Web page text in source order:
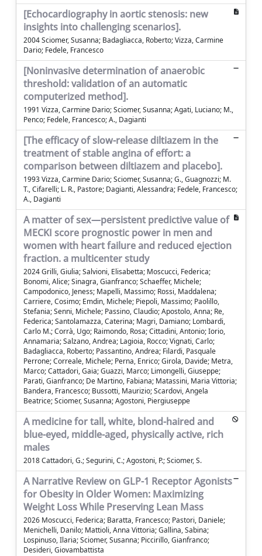
[Echocardiography in aortic stenosis: new
insights into challenging scenarios].
2004 Sciomer, Susanna; Badagliacca, Roberto; Vizza, Carmine
Dario; Fedele, Francesco
[Noninvasive determination of anaerobic
threshold: validation of an automatic
computerized method].
1991 Vizza, Carmine Dario; Sciomer, Susanna; Agati, Luciano; M.,
Penco; Fedele, Francesco; A., Dagianti
[The efficacy of slow-release diltiazem in the
treatment of stable angina of effort: a
comparison between diltiazem and placebo].
1993 Vizza, Carmine Dario; Sciomer, Susanna; G., Guagnozzi; M.
T., Cifarelli; L. R., Pastore; Dagianti, Alessandra; Fedele, Francesco;
A., Dagianti
A matter of sex—persistent predictive value of
MECKI score prognostic power in men and
women with heart failure and reduced ejection
fraction. a multicenter study
2024 Grilli, Giulia; Salvioni, Elisabetta; Moscucci, Federica;
Bonomi, Alice; Sinagra, Gianfranco; Schaeffer, Michele;
Campodonico, Jeness; Mapelli, Massimo; Rossi, Maddalena;
Carriere, Cosimo; Emdin, Michele; Piepoli, Massimo; Paolillo,
Stefania; Senni, Michele; Passino, Claudio; Apostolo, Anna; Re,
Federica; Santolamazza, Caterina; Magri, Damiano; Lombardi,
Carlo M.; Corrà, Ugo; Raimondo, Rosa; Cittadini, Antonio; Iorio,
Annamaria; Salzano, Andrea; Lagioia, Rocco; Vignati, Carlo;
Badagliacca, Roberto; Passantino, Andrea; Filardi, Pasquale
Perrone; Correale, Michele; Perna, Enrico; Girola, Davide; Metra,
Marco; Cattadori, Gaia; Guazzi, Marco; Limongelli, Giuseppe;
Parati, Gianfranco; De Martino, Fabiana; Matassini, Maria Vittoria;
Bandera, Francesco; Bussotti, Maurizio; Scardovi, Angela
Beatrice; Sciomer, Susanna; Agostoni, Piergiuseppe
A medicine for tall, white, blond-haired and
blue-eyed, middle-aged, physically active, rich
males
2018 Cattadori, G.; Segurini, C.; Agostoni, P.; Sciomer, S.
A Narrative Review on GLP-1 Receptor Agonists
for Obesity in Older Women: Maximizing
Weight Loss While Preserving Lean Mass
2026 Moscucci, Federica; Baratta, Francesco; Pastori, Daniele;
Menichelli, Danilo; Mattioli, Anna Vittoria; Gallina, Sabina;
Lospinuso, Ilaria; Sciomer, Susanna; Piccirillo, Gianfranco;
Desideri, Giovambattista